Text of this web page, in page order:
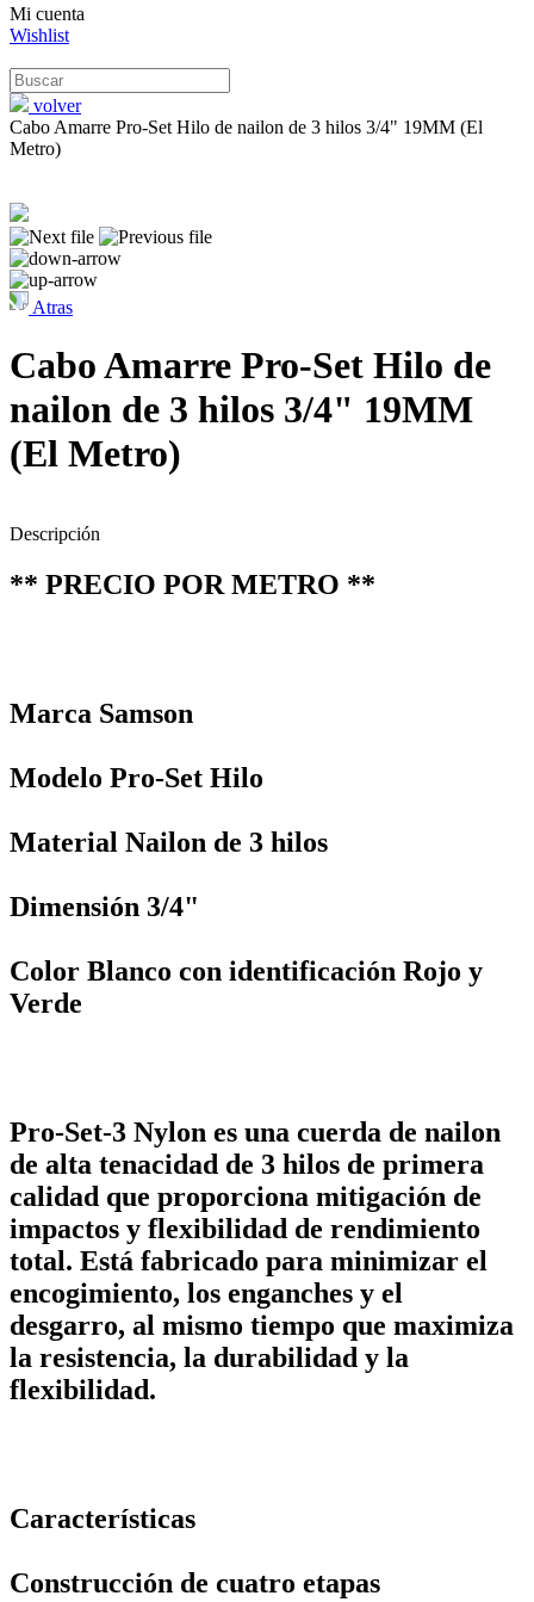
Mi cuenta
Wishlist
volver
Cabo Amarre Pro-Set Hilo de nailon de 3 hilos 3/4" 19MM (El
Metro)
Atras
Cabo Amarre Pro-Set Hilo de
nailon de 3 hilos 3/4" 19MM
(El Metro)
Descripción
** PRECIO POR METRO **
Marca Samson
Modelo Pro-Set Hilo
Material Nailon de 3 hilos
Dimensión 3/4"
Color Blanco con identificación Rojo y
Verde
Pro-Set-3 Nylon es una cuerda de nailon
de alta tenacidad de 3 hilos de primera
calidad que proporciona mitigación de
impactos y flexibilidad de rendimiento
total. Está fabricado para minimizar el
encogimiento, los enganches y el
desgarro, al mismo tiempo que maximiza
la resistencia, la durabilidad y la
flexibilidad.
Características
Construcción de cuatro etapas